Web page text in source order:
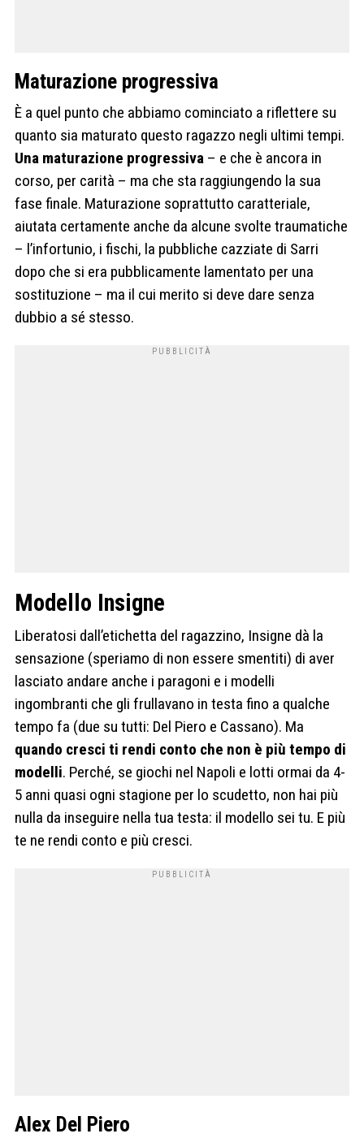
Maturazione progressiva
È a quel punto che abbiamo cominciato a riflettere su
quanto sia maturato questo ragazzo negli ultimi tempi.
Una maturazione progressiva – e che è ancora in
corso, per carità – ma che sta raggiungendo la sua
fase finale. Maturazione soprattutto caratteriale,
aiutata certamente anche da alcune svolte traumatiche
– l’infortunio, i fischi, la pubbliche cazziate di Sarri
dopo che si era pubblicamente lamentato per una
sostituzione – ma il cui merito si deve dare senza
dubbio a sé stesso.
Modello Insigne
Liberatosi dall’etichetta del ragazzino, Insigne dà la
sensazione (speriamo di non essere smentiti) di aver
lasciato andare anche i paragoni e i modelli
ingombranti che gli frullavano in testa fino a qualche
tempo fa (due su tutti: Del Piero e Cassano). Ma
quando cresci ti rendi conto che non è più tempo di
modelli. Perché, se giochi nel Napoli e lotti ormai da 4-
5 anni quasi ogni stagione per lo scudetto, non hai più
nulla da inseguire nella tua testa: il modello sei tu. E più
te ne rendi conto e più cresci.
Alex Del Piero